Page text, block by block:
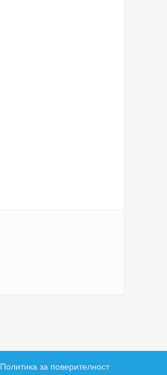
Политика за поверителност